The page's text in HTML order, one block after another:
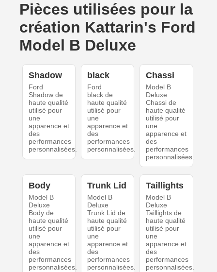
Pièces utilisées pour la
création Kattarin's Ford
Model B Deluxe
Shadow
Ford
Shadow de
haute qualité
utilisé pour
une
apparence et
des
performances
personnalisées.
black
Ford
black de
haute qualité
utilisé pour
une
apparence et
des
performances
personnalisées.
Chassi
Model B
Deluxe
Chassi de
haute qualité
utilisé pour
une
apparence et
des
performances
personnalisées.
Body
Model B
Deluxe
Body de
haute qualité
utilisé pour
une
apparence et
des
performances
personnalisées.
Trunk Lid
Model B
Deluxe
Trunk Lid de
haute qualité
utilisé pour
une
apparence et
des
performances
personnalisées.
Taillights
Model B
Deluxe
Taillights de
haute qualité
utilisé pour
une
apparence et
des
performances
personnalisées.